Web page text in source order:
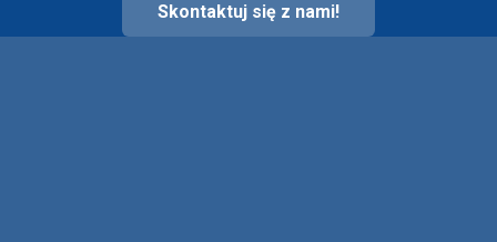
Skontaktuj się z nami!